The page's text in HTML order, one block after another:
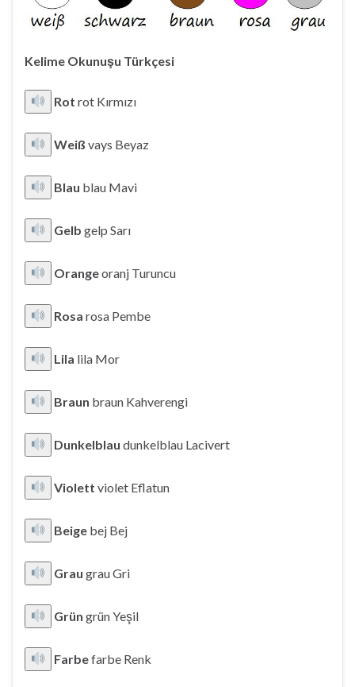
Kelime Okunuşu Türkçesi
Rot rot Kırmızı
Weiß vays Beyaz
Blau blau Mavi
Gelb gelp Sarı
Orangeoranj Turuncu
Rosa rosa Pembe
Lila lila Mor
Braun braun Kahverengi
Dunkelblau dunkelblau Lacivert
Violett violet Eflatun
Beige bej Bej
Grau grau Gri
Grün grün Yeşil
Farbefarbe Renk